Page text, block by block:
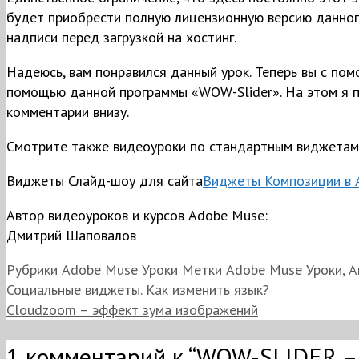
будет приобрести полную лицензионную версию
надписи перед загрузкой на хостинг.
Надеюсь, вам понравился данный урок. Теперь вы с
помощью данной программы «WOW-Slider». На этом
комментарии внизу.
Смотрите также видеоуроки по стандартным
Виджеты Слайд-шоу для сайтаВиджеты Композиции в
Автор видеоуроков и курсов Adobe Muse:
Дмитрий Шаповалов
Рубрики Adobe Muse Уроки Метки Adobe Muse Уроки,
Социальные виджеты. Как изменить язык?
Cloudzoom – эффект зума изображений